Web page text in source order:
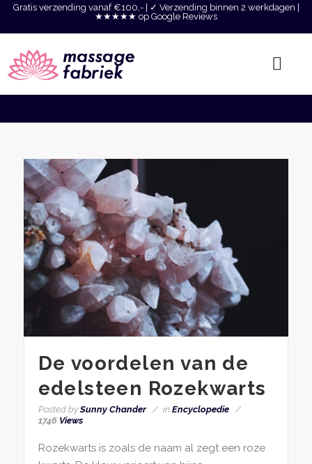
Gratis verzending vanaf €100,- | ✓ Verzending binnen 2 werkdagen |
★★★★★ op Google Reviews
De voordelen van de
edelsteen Rozekwarts
Posted bySunny Chander in Encyclopedie
1746Views
Rozekwarts is zoals de naam al zegt een roze